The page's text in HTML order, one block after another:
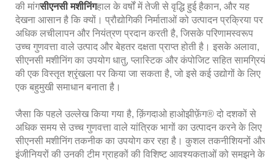
की मांगसीएनसी मशीनिंगहाल के वर्षों में तेजी से वृद्धि हुई हैकान, और यह
देखना आसान है कि क्यों। प्रौद्योगिकी निर्माताओं को उत्पादन प्रक्रिया पर
अधिक लचीलापन और नियंत्रण प्रदान करती है, जिसके परिणामस्वरूप
उच्च गुणवत्ता वाले उत्पाद और बेहतर दक्षता प्राप्त होती है। इसके अलावा,
सीएनसी मशीनिंग का उपयोग धातु, प्लास्टिक और कंपोजिट सहित सामग्रियों
की एक विस्तृत श्रृंखला पर किया जा सकता है, जो इसे कई उद्योगों के लिए
एक बहुमुखी समाधान बनाता है।
जैसा कि पहले उल्लेख किया गया है, क़िंगदाओ हाओझीफ़ेंग® दो दशकों से
अधिक समय से उच्च गुणवत्ता वाले यांत्रिक भागों का उत्पादन करने के लिए
सीएनसी मशीनिंग तकनीक का उपयोग कर रहा है। कुशल तकनीशियनों और
इंजीनियरों की उनकी टीम ग्राहकों की विशिष्ट आवश्यकताओं को समझने के